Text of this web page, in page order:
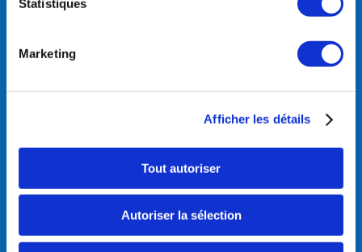
Statistiques
Marketing
Afficher les détails
Tout autoriser
Autoriser la sélection